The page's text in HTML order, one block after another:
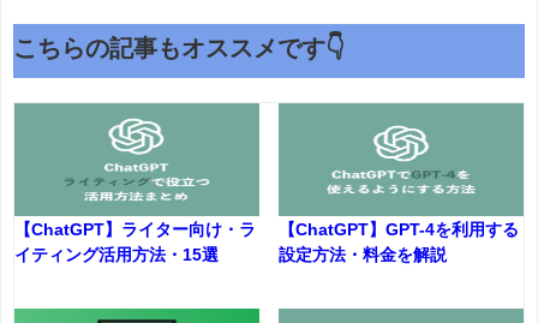
こちらの記事もオススメです👇
【ChatGPT】ライター向け・ラ
イティング活用方法・15選
【ChatGPT】GPT-4を利用する
設定方法・料金を解説